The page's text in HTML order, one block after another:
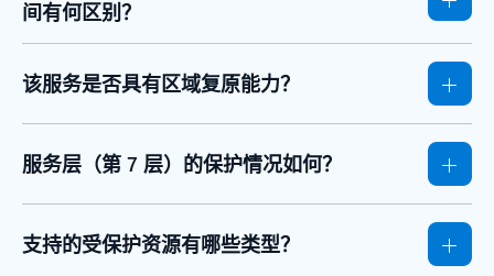
间有何区别？
该服务是否具有区域复原能力？
服务层（第 7 层）的保护情况如何？
支持的受保护资源有哪些类型？